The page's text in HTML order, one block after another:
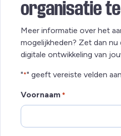
organisatie
Meer informatie over het
mogelijkheden? Zet dan
digitale ontwikkeling van
"*" geeft vereiste velden aan
Voornaam *